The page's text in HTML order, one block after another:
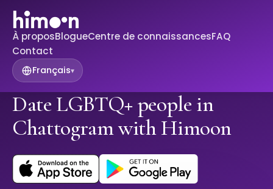
À proposBlogueCentre de connaissancesFAQ
Contact
Français▾
Date LGBTQ+ people in
Chattogram with Himoon